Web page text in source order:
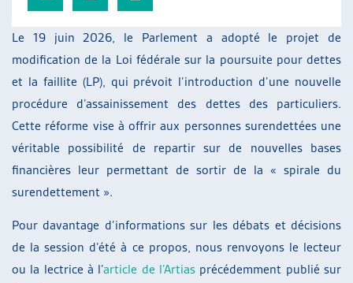
Le 19 juin 2026, le Parlement a adopté le projet de
modification de la Loi fédérale sur la poursuite pour dettes
et la faillite (LP), qui prévoit l’introduction d’une nouvelle
procédure d’assainissement des dettes des particuliers.
Cette réforme vise à offrir aux personnes surendettées une
véritable possibilité de repartir sur de nouvelles bases
financières leur permettant de sortir de la « spirale du
surendettement ».
Pour davantage d’informations sur les débats et décisions
de la session d’été à ce propos, nous renvoyons le lecteur
ou la lectrice à l’article de l’Artias précédemment publié sur